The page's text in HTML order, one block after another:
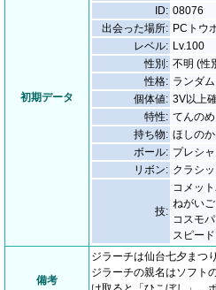
初期データ
ID: 08076
出会った場所: PCトウ
レベル: Lv.100
性別: 不明 (性
性格: ランダム
個体値: 3V以上
特性: てんの
持ち物: ほしの
ボール: プレシ
リボン: クラシ
技:
コメッ
ねがいご
コスモ
スピー
備考
ジラーチは仙台七夕まつ
ジラーチの親名はソフト